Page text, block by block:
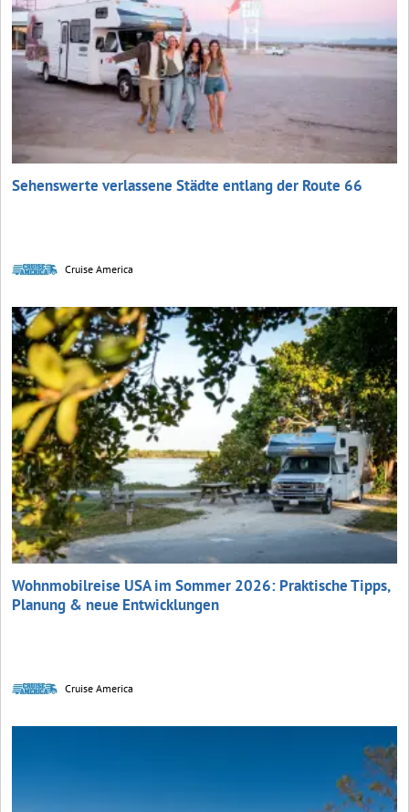
Sehenswerte verlassene Städte entlang der Route 66
Cruise America
Wohnmobilreise USA im Sommer 2026: Praktische Tipps,
Planung & neue Entwicklungen
Cruise America